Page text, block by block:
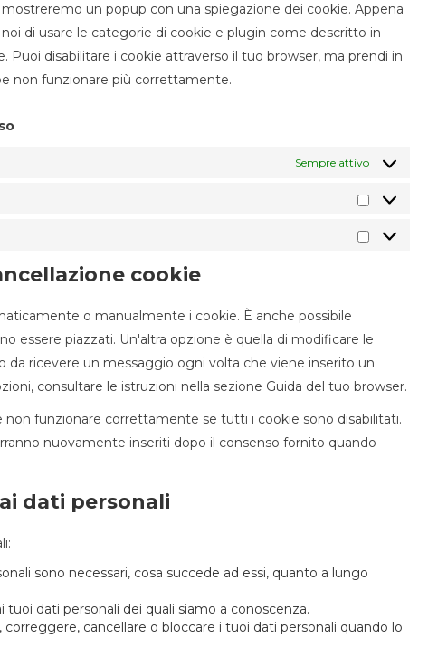
un popup con una spiegazione dei cookie. Appena
di usare le categorie di cookie e plugin come descritto in
Puoi disabilitare i cookie attraverso il tuo browser, ma prendi in
non funzionare più correttamente.
Sempre attivo
Statistiche
Marketing
cookie
o manualmente i cookie. È anche possibile
essere piazzati. Un'altra opzione è quella di modificare le
ricevere un messaggio ogni volta che viene inserito un
consultare le istruzioni nella sezione Guida del tuo browser.
funzionare correttamente se tutti i cookie sono disabilitati.
nuovamente inseriti dopo il consenso fornito quando
dati personali
sono necessari, cosa succede ad essi, quanto a lungo
dati personali dei quali siamo a conoscenza.
cancellare o bloccare i tuoi dati personali quando lo